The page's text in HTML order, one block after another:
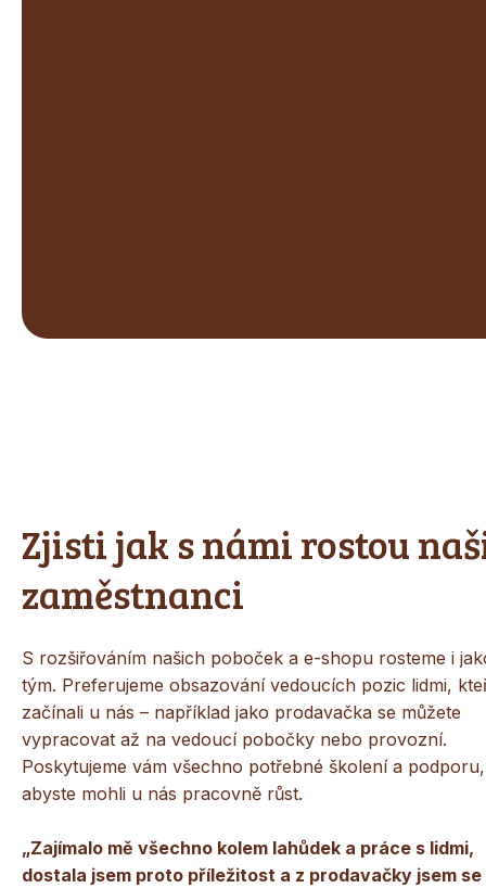
Zjisti jak s námi rostou
zaměstnanci
S rozšiřováním našich poboček a e-shopu rosteme i
tým. Preferujeme obsazování vedoucích pozic lidmi,
začínali u nás – například jako prodavačka se můžete
vypracovat až na vedoucí pobočky nebo provozní.
Poskytujeme vám všechno potřebné školení a podporu,
abyste mohli u nás pracovně růst.
„Zajímalo mě všechno kolem lahůdek a práce s lidmi,
dostala jsem proto příležitost a z prodavačky jsem se